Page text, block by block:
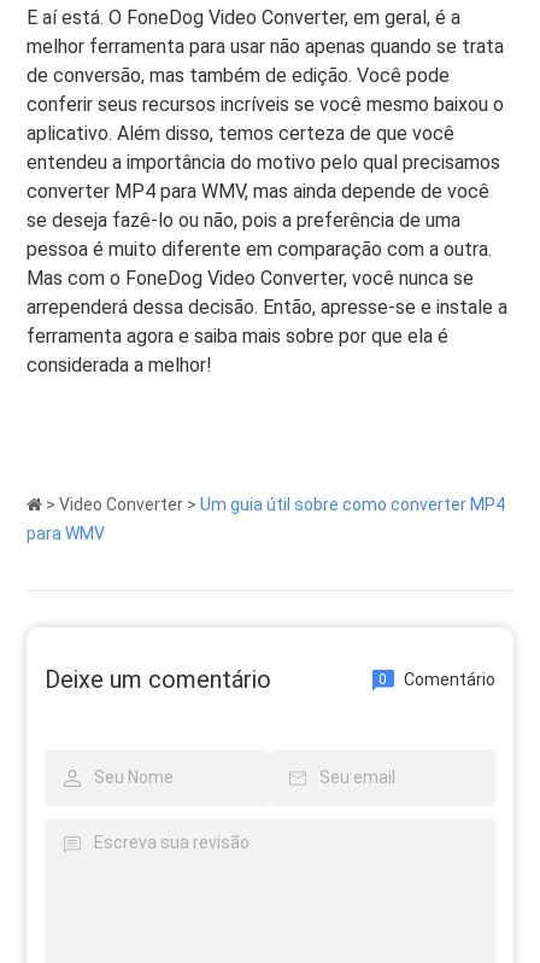
E aí está. O FoneDog Video Converter, em geral, é a
melhor ferramenta para usar não apenas quando se trata
de conversão, mas também de edição. Você pode
conferir seus recursos incríveis se você mesmo baixou o
aplicativo. Além disso, temos certeza de que você
entendeu a importância do motivo pelo qual precisamos
converter MP4 para WMV, mas ainda depende de você
se deseja fazê-lo ou não, pois a preferência de uma
pessoa é muito diferente em comparação com a outra.
Mas com o FoneDog Video Converter, você nunca se
arrependerá dessa decisão. Então, apresse-se e instale a
ferramenta agora e saiba mais sobre por que ela é
considerada a melhor!
>Video Converter >Um guia útil sobre como converter MP4
para WMV
Deixe um comentário 0 Comentário